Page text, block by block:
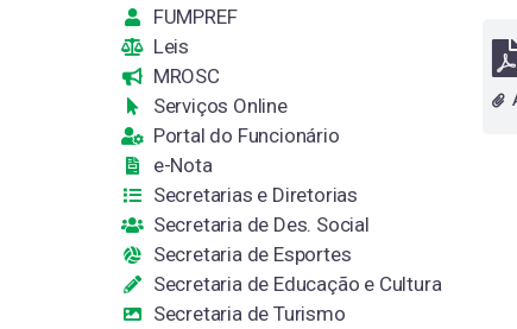
FUMPREF
Leis
MROSC
Serviços Online
Portal do Funcionário
e-Nota
Secretarias e Diretorias
Secretaria de Des. Social
Secretaria de Esportes
Secretaria de Educação e Cultura
Secretaria de Turismo